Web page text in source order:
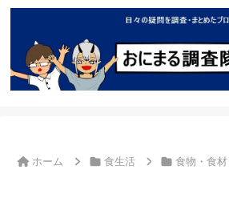
ホーム 食生活 食物・食材